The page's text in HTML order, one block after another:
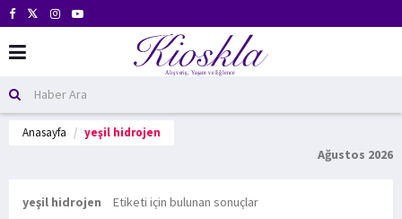
Anasayfa yeşil hidrojen
Ağustos 2026
yeşil hidrojen Etiketi için bulunan sonuçlar